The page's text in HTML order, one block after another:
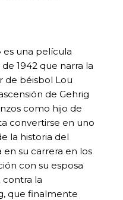
es una película
1942 que narra la
de béisbol Lou
de Gehrig
como hijo de
convertirse en uno
la historia del
en su carrera en los
con su esposa
contra la
que finalmente